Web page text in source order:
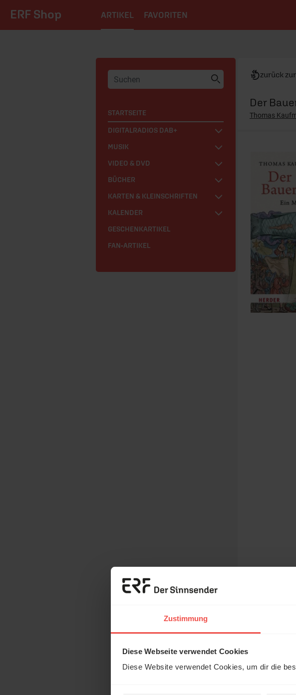
Zustimmung
Diese Webseite verwendet Cookies
Diese Website verwendet Cookies, um dir die
ERF Shop ARTIKEL FAVORITEN
STARTSEITE
DIGITALRADIOS DAB+
MUSIK
VIDEO & DVD
BÜCHER
KARTEN & KLEINSCHRIFTEN
KALENDER
GESCHENKARTIKEL
FAN-ARTIKEL
zurück
Der
Thomas